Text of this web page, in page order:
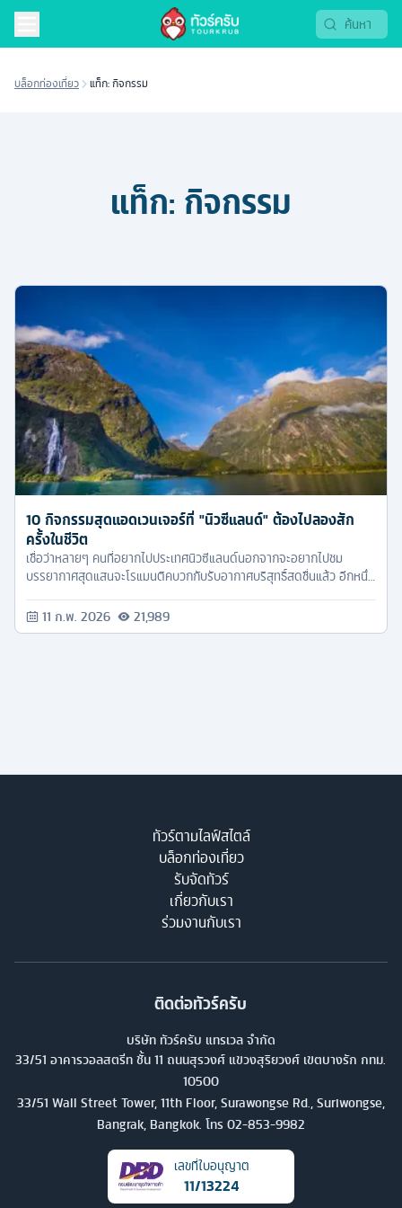
บล็อกท่องเที่ยว แท็ก: กิจกรรม
แท็ก: กิจกรรม
10 กิจกรรมสุดแอดเวนเจอร์ที่ "นิวซีแลนด์" ต้องไปลองสัก
ครั้งในชีวิต
เชื่อว่าหลายๆ คนที่อยากไปประเทศนิวซีแลนด์นอกจากจะอยากไปชม
บรรยากาศสุดแสนจะโรแมนติคบวกกับรับอากาศบริสุทธิ์สดชื่นแล้ว อีกหนึ่ง
เวนเจอร์ นั่นเอง
11 ก.พ. 2026 21,989
ทัวร์ตามไลฟ์สไตล์
บล็อกท่องเที่ยว
รับจัดทัวร์
เกี่ยวกับเรา
ร่วมงานกับเรา
ติดต่อทัวร์ครับ
บริษัท ทัวร์ครับ แทรเวล จำกัด
33/51 อาคารวอลสตรีท ชั้น 11 ถนนสุรวงศ์ แขวงสุริยวงศ์ เขตบางรัก กทม.
10500
33/51 Wall Street Tower, 11th Floor, Surawongse Rd., Suriwongse,
Bangrak, Bangkok. โทร 02-853-9982
เลขที่ใบอนุญาต
11/13224